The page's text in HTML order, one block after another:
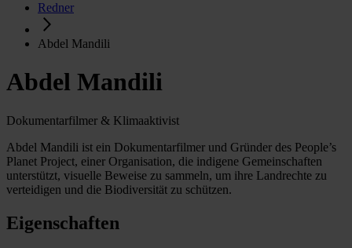
Redner
Abdel Mandili
Abdel Mandili
Dokumentarfilmer & Klimaaktivist
Abdel Mandili ist ein Dokumentarfilmer und Gründer des People’s
Planet Project, einer Organisation, die indigene Gemeinschaften
unterstützt, visuelle Beweise zu sammeln, um ihre Landrechte zu
verteidigen und die Biodiversität zu schützen.
Eigenschaften